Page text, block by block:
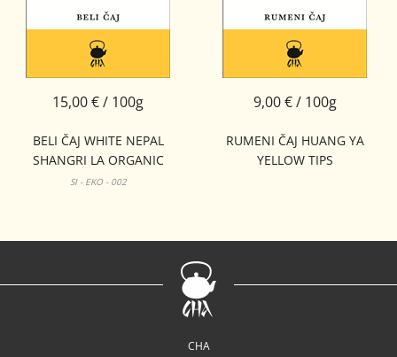
BELI ČAJ WHITE NEPAL
SHANGRI LA ORGANIC
SI - EKO - 002
15,00 € / 100g
RUMENI ČAJ HUANG YA
YELLOW TIPS
9,00 € / 100g
CHA